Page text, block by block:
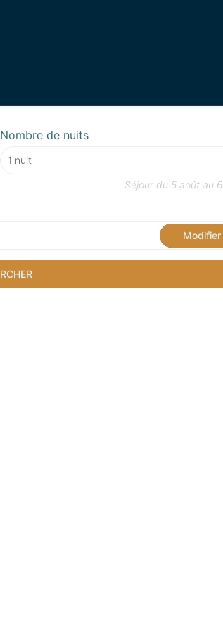
Nombre de nuits
Séjour du 5 août au
Modifier